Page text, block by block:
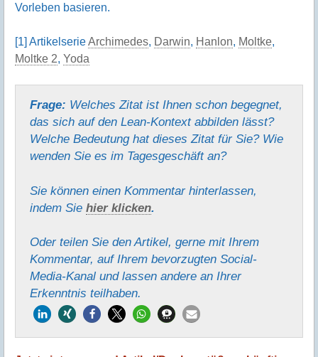
Vorleben basieren.
[1] ArtikelserieArchimedes, Darwin, Hanlon, Moltke,
Moltke 2, Yoda
Frage: Welches Zitat ist Ihnen schon begegnet,
das sich auf den Lean-Kontext abbilden lässt?
Welche Bedeutung hat dieses Zitat für Sie? Wie
wenden Sie es im Tagesgeschäft an?
Sie können einen Kommentar hinter­lassen,
indem Sie hier klicken.
Oder teilen Sie den Artikel, gerne mit Ihrem
Kommentar, auf Ihrem bevorzugten Social-
Media-Kanal und lassen andere an Ihrer
Erkenntnis teilhaben.